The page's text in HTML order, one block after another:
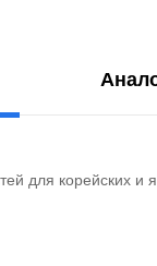
для корейских и